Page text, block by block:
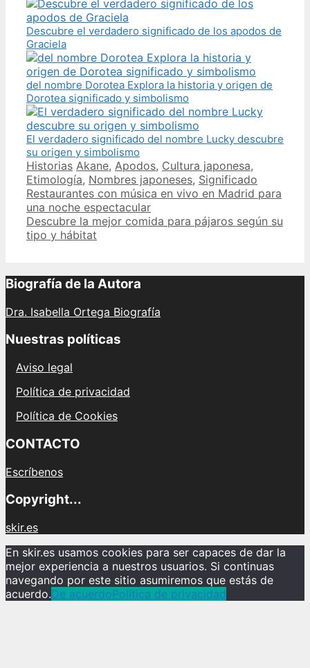
Descubre el verdadero significado de los apodos de
Graciela
del nombre Dorotea Explora la historia y origen de
Dorotea significado y simbolismo
El verdadero significado del nombre Lucky descubre
su origen y simbolismo
Categories
Historias Tags
Akane, Apodos, Cultura japonesa,
Etimología, Nombres japoneses, Significado
Post
navigation
Restaurantes con música en vivo en Madrid para
una noche espectacular
Descubre la mejor comida para pájaros según su
tipo y hábitat
Biografía de la Autora
Dra. Isabella Ortega Biografía
Nuestras políticas
Aviso legal
Política de privacidad
Política de Cookies
CONTACTO
Escríbenos
Copyright...
skir.es
En skir.es usamos cookies para ser capaces de dar la
mejor experiencia a nuestros usuarios. Si continuas
navegando por este sitio asumiremos que estás de
acuerdo.De acuerdoPolítica de privacidad